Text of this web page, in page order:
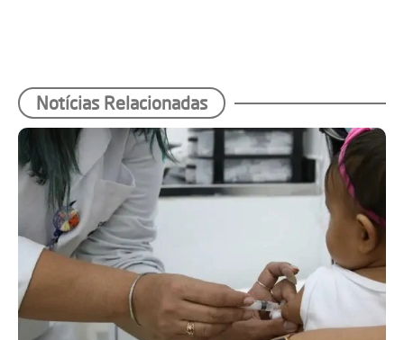
Notícias Relacionadas